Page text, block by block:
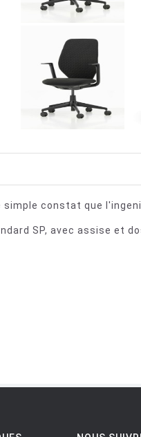
constat que
SP, avec assise et